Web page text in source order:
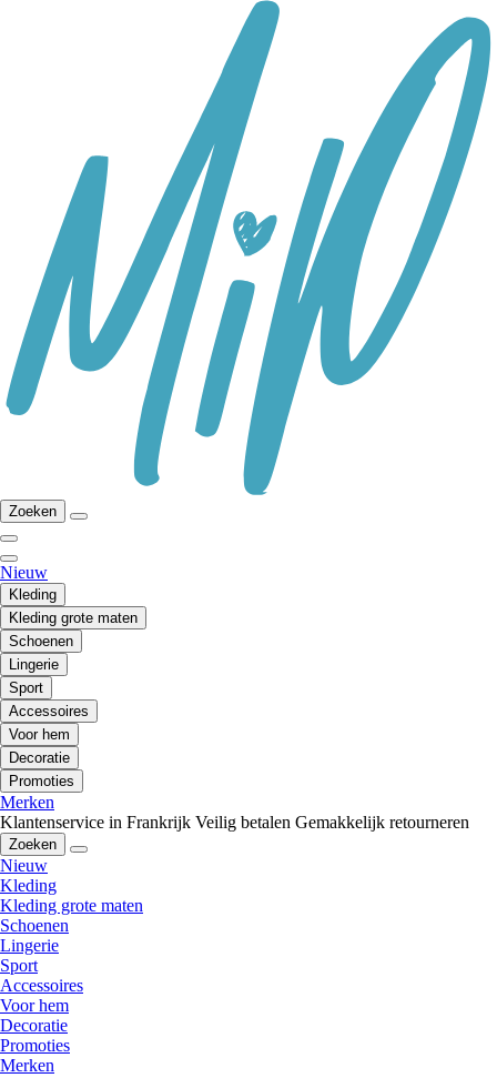
Zoeken
Nieuw
Kleding
Kleding grote maten
Schoenen
Lingerie
Sport
Accessoires
Voor hem
Decoratie
Promoties
Merken
Klantenservice in Frankrijk Veilig betalen Gemakkelijk retourneren
Zoeken
Nieuw
Kleding
Kleding grote maten
Schoenen
Lingerie
Sport
Accessoires
Voor hem
Decoratie
Promoties
Merken